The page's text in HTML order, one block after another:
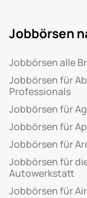
Jobbörsen
Jobbörsen alle
Jobbörsen für
Professionals
Jobbörsen für
Jobbörsen für
Jobbörsen für
Jobbörsen für
Autowerkstatt
Jobbörsen für